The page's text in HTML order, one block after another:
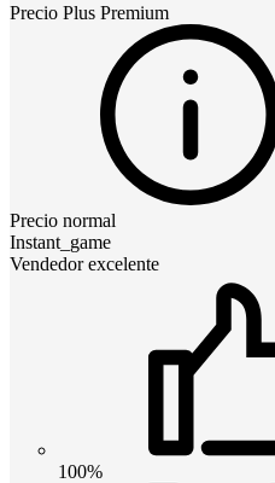
Precio Plus Premium
Precio normal
Instant_game
Vendedor excelente
100%